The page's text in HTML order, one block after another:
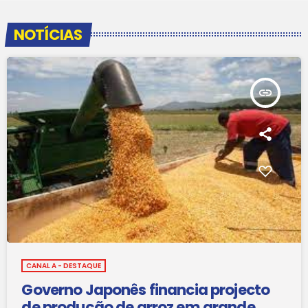
NOTÍCIAS
insert_link
CANAL A - DESTAQUE
Governo Japonês financia projecto